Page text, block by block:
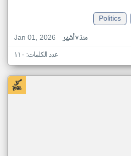
Politics
Jan 01, 2026
منذ ٧ أشهر
عدد الكلمات: ١١٠